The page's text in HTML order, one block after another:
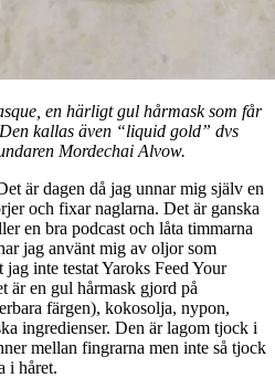
en härligt gul hårmask som får
kallas även “liquid gold” dvs
Mordechai Alvow.
är dagen då jag unnar mig själv en
och fixar naglarna. Det är ganska
en bra podcast och låta timmarna
jag använt mig av oljor som
inte testat Yaroks Feed Your
är en gul hårmask gjord på
färgen), kokosolja, nypon,
ingredienser. Den är lagom tjock i
mellan fingrarna men inte så tjock
i håret.